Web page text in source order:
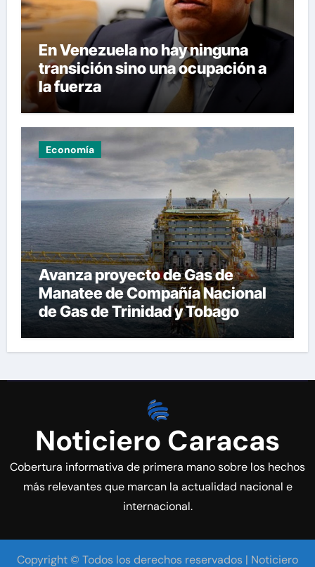
En Venezuela no hay ninguna
transición sino una ocupación a
la fuerza
Economía
Avanza proyecto de Gas de
Manatee de Compañía Nacional
de Gas de Trinidad y Tobago
Noticiero Caracas
Cobertura informativa de primera mano sobre los hechos
más relevantes que marcan la actualidad nacional e
internacional.
Copyright © Todos los derechos reservados | Noticiero